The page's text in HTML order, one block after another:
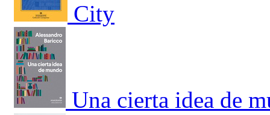
City
Una cierta idea de